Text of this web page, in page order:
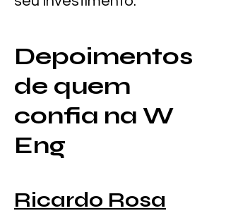
Depoimentos
de quem
confia na W
Eng
Ricardo Rosa